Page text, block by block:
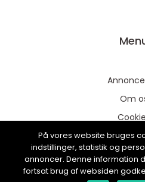
Om
På vores website bruges
indstillinger, statistik og
annoncer. Denne information
fortsat brug af websiden